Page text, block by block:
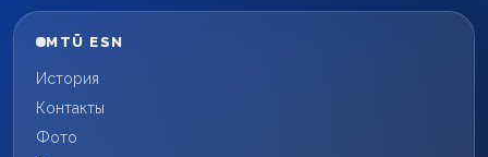
MTÜ ESN
История
Контакты
Фото